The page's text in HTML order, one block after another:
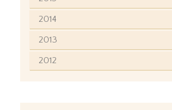
2014
2013
2012